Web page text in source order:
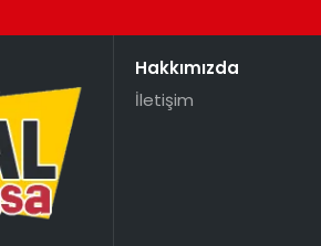
Hakkımızda
İletişim